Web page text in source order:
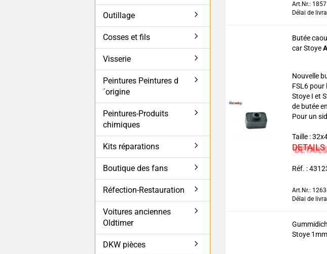
Art.Nr.:
Délai de
Butée
car Stoye
Nouvelle
FSL6 pour
Stoye I et
de butée
Pour un
Taille :
DETAILS
Réf. :
Art.Nr.:
Délai de
Stoye 1mm
Outillage
Cosses et fils
Visserie
Peintures Peintures d
´origine
Peintures-Produits
chimiques
Kits réparations
Boutique des fans
Réfection-Restauration
Voitures anciennes
Oldtimer
DKW pièces